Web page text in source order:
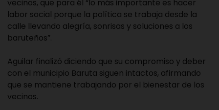
vecinos, que para él “lo más importante es hacer
labor social porque la política se trabaja desde la
calle llevando alegría, sonrisas y soluciones a los
baruteños”.
Aguilar finalizó diciendo que su compromiso y deber
con el municipio Baruta siguen intactos, afirmando
que se mantiene trabajando por el bienestar de los
vecinos.